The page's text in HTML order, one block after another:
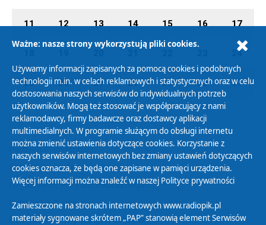
11 12 13 14 15 16 17
24
25 26 27 28 29 30 31
Polityka Prywatności
Zasady korzystania z Serwisu
Organizacje Pożytku Publicznego
Cyfryzacja DAB+
Polityka ochrony danych osobowych
Ważne: nasze strony wykorzystują pliki cookies.
Używamy informacji zapisanych za pomocą cookies i podobnych
technologii m.in. w celach reklamowych i statystycznych oraz w celu
dostosowania naszych serwisów do indywidualnych potrzeb
użytkowników. Mogą też stosować je współpracujący z nami
reklamodawcy, firmy badawcze oraz dostawcy aplikacji
multimedialnych. W programie służącym do obsługi internetu
można zmienić ustawienia dotyczące cookies. Korzystanie z
naszych serwisów internetowych bez zmiany ustawień dotyczących
cookies oznacza, że będą one zapisane w pamięci urządzenia.
Więcej informacji można znaleźć w naszej Polityce prywatności
Zamieszczone na stronach internetowych www.radiopik.pl
materiały sygnowane skrótem „PAP” stanowią element Serwisów